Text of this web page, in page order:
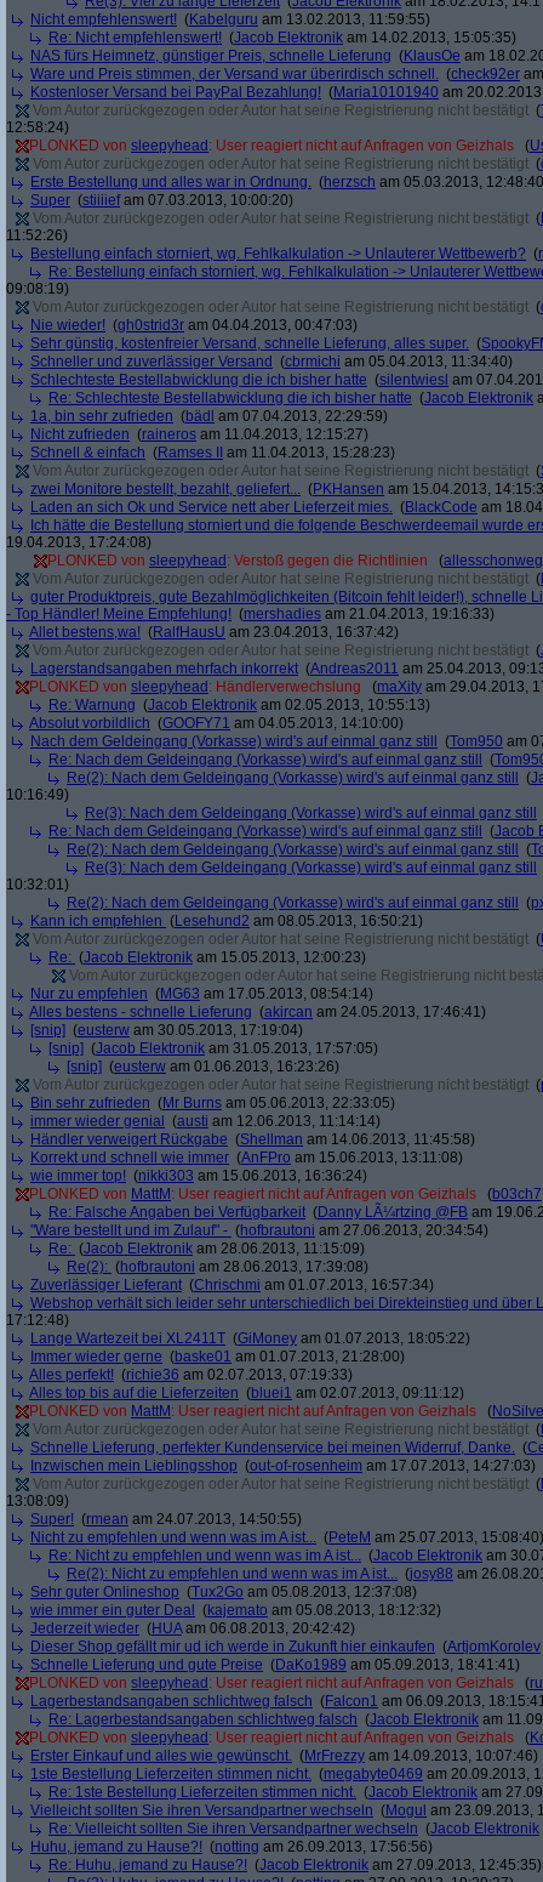
Nicht empfehlenswert! (Kabelguru am 13.02.2013, 11:59:55)
Re: Nicht empfehlenswert! (Jacob Elektronik am 14.02.2013, 15:05:35)
NAS fürs Heimnetz, günstiger Preis, schnelle Lieferung (KlausOe am
Ware und Preis stimmen, der Versand war überirdisch schnell. (check92er
Kostenloser Versand bei PayPal Bezahlung! (Maria10101940 am
Vom Autor zurückgezogen oder Autor hat seine Registrierung nicht bestätigt (
12:58:24)
PLONKED von sleepyhead : User reagiert nicht auf Anfragen von Geizhals (
Vom Autor zurückgezogen oder Autor hat seine Registrierung nicht bestätigt (
Erste Bestellung und alles war in Ordnung. (herzsch am 05.03.2013,
Super (stiiiiefam 07.03.2013, 10:00:20)
Vom Autor zurückgezogen oder Autor hat seine Registrierung nicht bestätigt (
11:52:26)
Bestellung einfach storniert, wg. Fehlkalkulation -> Unlauterer Wettbewerb? (
Re: Bestellung einfach storniert, wg. Fehlkalkulation -> Unlauterer
09:08:19)
Vom Autor zurückgezogen oder Autor hat seine Registrierung nicht bestätigt (
Nie wieder! (gh0strid3r am 04.04.2013, 00:47:03)
Sehr günstig, kostenfreier Versand, schnelle Lieferung, alles super. (
Schneller und zuverlässiger Versand (cbrmichi am 05.04.2013, 11:34:40)
Schlechteste Bestellabwicklung die ich bisher hatte (silentwiesl am
Re: Schlechteste Bestellabwicklung die ich bisher hatte (Jacob Elektronik
1a, bin sehr zufrieden (bädl am 07.04.2013, 22:29:59)
Nicht zufrieden (raineros am 11.04.2013, 12:15:27)
Schnell & einfach (Ramses II
am 11.04.2013, 15:28:23)
Vom Autor zurückgezogen oder Autor hat seine Registrierung nicht bestätigt (
zwei Monitore bestellt, bezahlt, geliefert... (PKHansen am 15.04.2013,
Laden an sich Ok und Service nett aber Lieferzeit mies. (BlackCode am
Ich hätte die Bestellung storniert und die folgende Beschwerdeemail wurde
19.04.2013, 17:24:08)
PLONKED von sleepyhead : Verstoß gegen die Richtlinien (allesschonweg
Vom Autor zurückgezogen oder Autor hat seine Registrierung nicht bestätigt (
guter Produktpreis, gute Bezahlmöglichkeiten (Bitcoin fehlt leider!), schnelle
- Top Händler! Meine Empfehlung! (mershadies am 21.04.2013, 19:16:33)
Allet bestens,wa! (RalfHausU am 23.04.2013, 16:37:42)
Vom Autor zurückgezogen oder Autor hat seine Registrierung nicht bestätigt (
Lagerstandsangaben mehrfach inkorrekt (Andreas2011 am 25.04.2013,
PLONKED von sleepyhead : Händlerverwechslung (maXity am 29.04.2013,
Re: Warnung (Jacob Elektronik am 02.05.2013, 10:55:13)
Absolut vorbildlich (GOOFY71 am 04.05.2013, 14:10:00)
Nach dem Geldeingang (Vorkasse) wird's auf einmal ganz still
(Tom950 am
Re: Nach dem Geldeingang (Vorkasse) wird's auf einmal ganz still
(
Re(2): Nach dem Geldeingang (Vorkasse) wird's auf einmal ganz still
(
10:16:49)
Re(3): Nach dem Geldeingang (Vorkasse) wird's auf einmal ganz still
Re: Nach dem Geldeingang (Vorkasse) wird's auf einmal ganz still
(Jacob
Re(2): Nach dem Geldeingang (Vorkasse) wird's auf einmal ganz still
(
Re(3): Nach dem Geldeingang (Vorkasse) wird's auf einmal ganz still
10:32:01)
Re(2): Nach dem Geldeingang (Vorkasse) wird's auf einmal ganz still
(
Kann ich empfehlen (Lesehund2 am 08.05.2013, 16:50:21)
Vom Autor zurückgezogen oder Autor hat seine Registrierung nicht bestätigt (
Re: (Jacob Elektronik am 15.05.2013, 12:00:23)
Vom Autor zurückgezogen oder Autor hat seine Registrierung nicht
Nur zu empfehlen (MG63 am 17.05.2013, 08:54:14)
Alles bestens - schnelle Lieferung (akircan am 24.05.2013, 17:46:41)
[snip] (eusterw am 30.05.2013, 17:19:04)
[snip] (Jacob Elektronik am 31.05.2013, 17:57:05)
[snip] (eusterw am 01.06.2013, 16:23:26)
Vom Autor zurückgezogen oder Autor hat seine Registrierung nicht bestätigt (
Bin sehr zufrieden (Mr Burns am 05.06.2013, 22:33:05)
immer wieder genial
(austi am 12.06.2013, 11:14:14)
Händler verweigert Rückgabe (Shellman am 14.06.2013, 11:45:58)
Korrekt und schnell wie immer (AnFPro am 15.06.2013, 13:11:08)
wie immer top! (nikki303 am 15.06.2013, 16:36:24)
PLONKED von MattM : User reagiert nicht auf Anfragen von Geizhals (b03ch7
Re: Falsche Angaben bei Verfügbarkeit (Danny LÃ¼rtzing @FB am
"Ware bestellt und im Zulauf" - (hofbrautoni am 27.06.2013, 20:34:54)
Re: (Jacob Elektronik am 28.06.2013, 11:15:09)
Re(2): (hofbrautoni am 28.06.2013, 17:39:08)
Zuverlässiger Lieferant (Chrischmi am 01.07.2013, 16:57:34)
Webshop verhält sich leider sehr unterschiedlich bei Direkteinstieg und über
17:12:48)
Lange Wartezeit bei XL2411T (GiMoney am 01.07.2013, 18:05:22)
Immer wieder gerne (baske01 am 01.07.2013, 21:28:00)
Alles perfekt! (richie36 am 02.07.2013, 07:19:33)
Alles top bis auf die Lieferzeiten (bluei1 am 02.07.2013, 09:11:12)
PLONKED von MattM : User reagiert nicht auf Anfragen von Geizhals (
Vom Autor zurückgezogen oder Autor hat seine Registrierung nicht bestätigt (
Schnelle Lieferung, perfekter Kundenservice bei meinen Widerruf, Danke. (
Inzwischen mein Lieblingsshop (out-of-rosenheim am 17.07.2013, 14:27:03)
Vom Autor zurückgezogen oder Autor hat seine Registrierung nicht bestätigt (
13:08:09)
Super! (rmean am 24.07.2013, 14:50:55)
Nicht zu empfehlen und wenn was im A ist... (PeteM am 25.07.2013, 15:08:40)
Re: Nicht zu empfehlen und wenn was im A ist... (Jacob Elektronik am
Re(2): Nicht zu empfehlen und wenn was im A ist... (josy88 am
Sehr guter Onlineshop (Tux2Go am 05.08.2013, 12:37:08)
wie immer ein guter Deal
(kajemato am 05.08.2013, 18:12:32)
Jederzeit wieder (HUAam 06.08.2013, 20:42:42)
Dieser Shop gefällt mir ud ich werde in Zukunft hier einkaufen (ArtjomKorolev
Schnelle Lieferung und gute Preise (DaKo1989 am 05.09.2013, 18:41:41)
PLONKED von sleepyhead : User reagiert nicht auf Anfragen von Geizhals (
Lagerbestandsangaben schlichtweg falsch (Falcon1 am 06.09.2013,
Re: Lagerbestandsangaben schlichtweg falsch (Jacob Elektronik am
PLONKED von sleepyhead : User reagiert nicht auf Anfragen von Geizhals (
Erster Einkauf und alles wie gewünscht. (MrFrezzy am 14.09.2013, 10:07:46)
1ste Bestellung Lieferzeiten stimmen nicht. (megabyte0469 am 20.09.2013,
Re: 1ste Bestellung Lieferzeiten stimmen nicht. (Jacob Elektronik am
Vielleicht sollten Sie ihren Versandpartner wechseln (Mogul am 23.09.2013,
Re: Vielleicht sollten Sie ihren Versandpartner wechseln (Jacob Elektronik
Huhu, jemand zu Hause?! (notting am 26.09.2013, 17:56:56)
Re: Huhu, jemand zu Hause?! (Jacob Elektronik am 27.09.2013, 12:45:35)